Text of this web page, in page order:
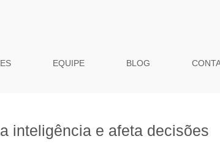
EQUIPE BLOG
inteligência e afeta decisões